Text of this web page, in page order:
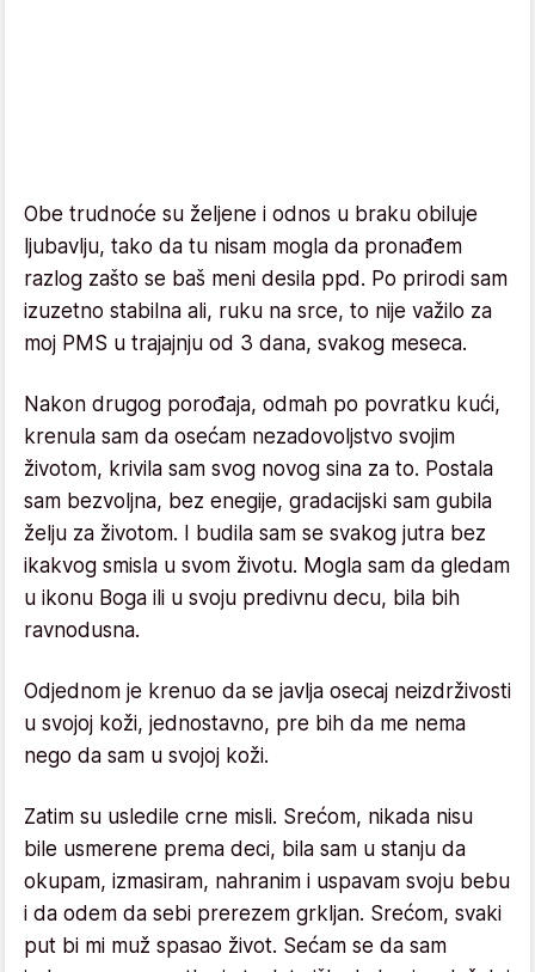
Obe trudnoće su željene i odnos u braku obiluje
ljubavlju, tako da tu nisam mogla da pronađem
razlog zašto se baš meni desila ppd. Po prirodi sam
izuzetno stabilna ali, ruku na srce, to nije važilo za
moj PMS u trajajnju od 3 dana, svakog meseca.
Nakon drugog porođaja, odmah po povratku kući,
krenula sam da osećam nezadovoljstvo svojim
životom, krivila sam svog novog sina za to. Postala
sam bezvoljna, bez enegije, gradacijski sam gubila
želju za životom. I budila sam se svakog jutra bez
ikakvog smisla u svom životu. Mogla sam da gledam
u ikonu Boga ili u svoju predivnu decu, bila bih
ravnodusna.
Odjednom je krenuo da se javlja osecaj neizdrživosti
u svojoj koži, jednostavno, pre bih da me nema
nego da sam u svojoj koži.
Zatim su usledile crne misli. Srećom, nikada nisu
bile usmerene prema deci, bila sam u stanju da
okupam, izmasiram, nahranim i uspavam svoju bebu
i da odem da sebi prerezem grkljan. Srećom, svaki
put bi mi muž spasao život. Sećam se da sam